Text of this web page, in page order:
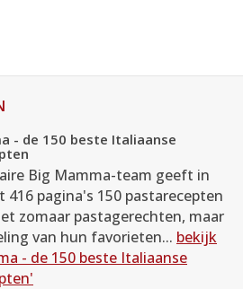
- de 150 beste Italiaanse
Big Mamma-team geeft in
416 pagina's 150 pastarecepten
zomaar pastagerechten, maar
van hun favorieten... bekijk
- de 150 beste Italiaanse